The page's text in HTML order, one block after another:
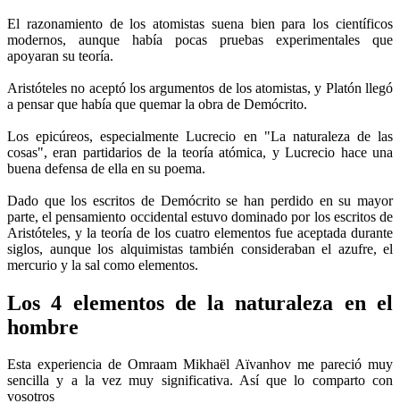
El razonamiento de los atomistas suena bien para los científicos
modernos, aunque había pocas pruebas experimentales que
apoyaran su teoría.
Aristóteles no aceptó los argumentos de los atomistas, y Platón llegó
a pensar que había que quemar la obra de Demócrito.
Los epicúreos, especialmente Lucrecio en "La naturaleza de las
cosas", eran partidarios de la teoría atómica, y Lucrecio hace una
buena defensa de ella en su poema.
Dado que los escritos de Demócrito se han perdido en su mayor
parte, el pensamiento occidental estuvo dominado por los escritos de
Aristóteles, y la teoría de los cuatro elementos fue aceptada durante
siglos, aunque los alquimistas también consideraban el azufre, el
mercurio y la sal como elementos.
Los 4 elementos de la naturaleza en el
hombre
Esta experiencia de Omraam Mikhaël Aïvanhov me pareció muy
sencilla y a la vez muy significativa. Así que lo comparto con
vosotros